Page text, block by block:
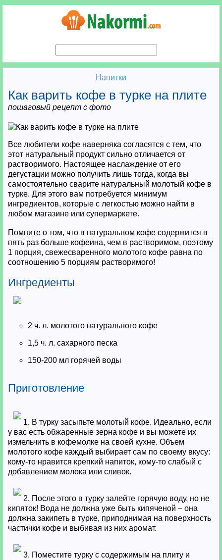
Напитки
Как варить кофе в турке на плите
пошаговый рецепт с фото
Все любители кофе наверняка согласятся с тем, что
этот натуральный продукт сильно отличается от
растворимого. Настоящее наслаждение от его
дегустации можно получить лишь тогда, когда вы
самостоятельно сварите натуральный молотый кофе в
турке. Для этого вам потребуется минимум
ингредиентов, которые с легкостью можно найти в
любом магазине или супермаркете.
Помните о том, что в натуральном кофе содержится в
пять раз больше кофеина, чем в растворимом, поэтому
1 порция, свежесваренного молотого кофе равна по
соотношению 5 порциям растворимого!
Ингредиенты
2 ч. л. молотого натурального кофе
1,5 ч. л. сахарного песка
150-200 мл горячей воды
Приготовление
1. В турку засыпьте молотый кофе. Идеально, если
у вас есть обжаренные зерна кофе и вы можете их
измельчить в кофемолке на своей кухне. Объем
молотого кофе каждый выбирает сам по своему вкусу:
кому-то нравится крепкий напиток, кому-то слабый с
добавлением молока или сливок.
2. После этого в турку залейте горячую воду, но не
кипяток! Вода не должна уже быть кипяченой – она
должна закипеть в турке, приподнимая на поверхность
частички кофе и выбивая из них аромат.
3. Поместите турку с содержимым на плиту и